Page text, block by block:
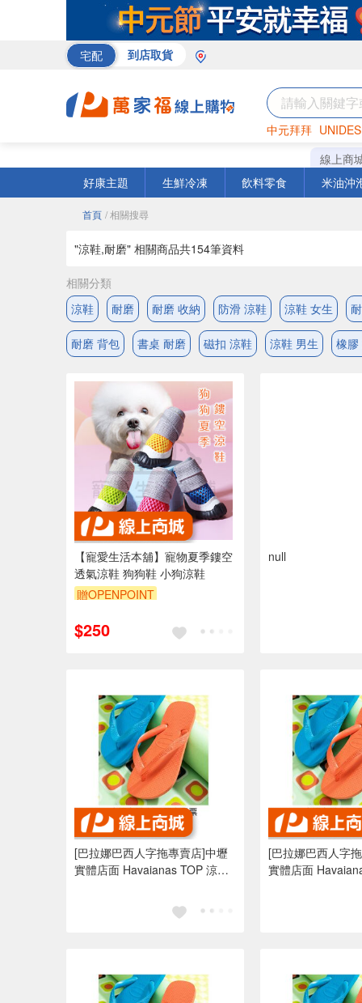
宅配 到店取貨
中元拜拜
罐頭 咖啡
線上商
好康主題
生鮮冷凍 飲料零食 米油沖
首頁 / 相關搜尋
"涼鞋,耐磨" 相關商品共154筆資料
相關分類
涼鞋
耐磨 耐磨 收納 防滑 涼鞋 涼鞋 女生
耐磨 背包 書桌 耐磨 磁扣 涼鞋 涼鞋 男生 橡膠
【寵愛生活本舖】寵物夏季鏤空
透氣涼鞋 狗狗鞋 小狗涼鞋
贈OPENPOINT
$250
null
[巴拉娜巴西人字拖專賣店]中壢
實體店面 Havaianas TOP 涼鞋
[巴拉娜巴西人字
實體店面 Havaianas